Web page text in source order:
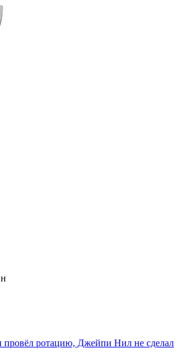
ротацию, Джейпи Нил не сделал